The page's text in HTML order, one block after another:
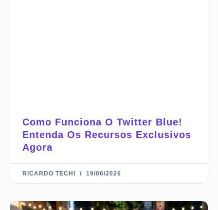
Como Funciona O Twitter Blue!
Entenda Os Recursos Exclusivos
Agora
RICARDO TECHI 19/06/2026